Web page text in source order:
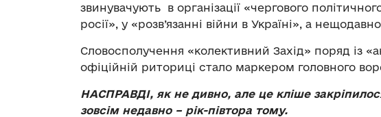
звинувачують в організації «чергового
росії», у «розв’язанні війни в Україні», а
Словосполучення «колективний Захід» поряд із
офіційній риториці стало маркером головного
НАСПРАВДІ, як не дивно, але це кліше
зовсім недавно – рік-півтора тому.